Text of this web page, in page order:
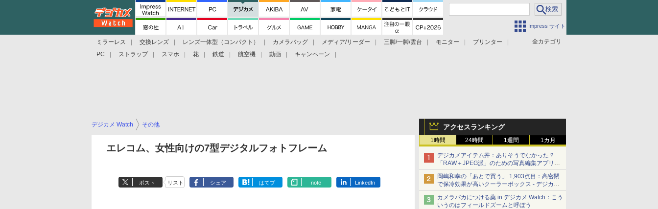
Impress サイト
全カテゴリ
ミラーレス 交換レンズ レンズ一体型（コンパクト） カメラバッグ メディア/リーダー 三脚/一脚/雲台 モニター
プリンター
PC
ストラップ スマホ 花 鉄道 航空機 動画 キャンペーン
アクセスランキング
1時間 24時間 1週間 1カ月
デジカメアイテム丼：ありそうでなかった？
「RAW＋JPEG派」のための写真編集アプリ
カメラデフォルトのJPEGを大切にする
「Filmator」
岡嶋和幸の「あとで買う」 1,903点目：高密閉
で保冷効果が高いクーラーボックス - デジカメ
Watch
カメラバカにつける薬 in デジカメ Watch：こう
いうのはフィールドズームと呼ぼう
デジカメ Watch その他
エレコム、女性向けの7型デジタルフォトフレーム
ポスト リスト シェア はてブ note LinkedIn